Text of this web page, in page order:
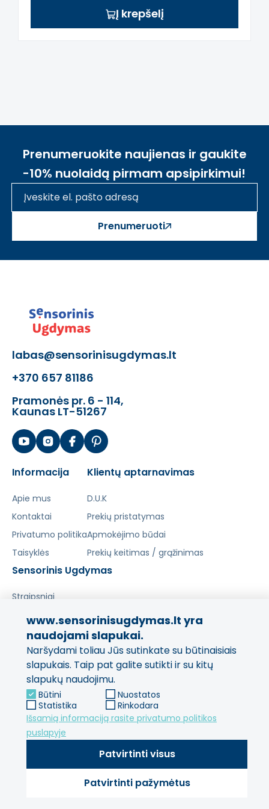
Į krepšelį
Prenumeruokite naujienas ir gaukite
-10% nuolaidą pirmam apsipirkimui!
Prenumeruoti
labas@sensorinisugdymas.lt
+370 657 81186
Pramonės pr. 6 - 114,
Kaunas LT-51267
Informacija
Apie mus
Kontaktai
Privatumo politika
Taisyklės
Klientų aptarnavimas
D.U.K
Prekių pristatymas
Apmokėjimo būdai
Prekių keitimas / grąžinimas
Sensorinis Ugdymas
Straipsniai
Pasidalinkite savo patirtimi!
Jūsų nuomonė svarbi mums
ir kitiems pirkėjams.
Palikti atsiliepimą
© 2013 - 2026 SensorinisUgdymas Visos teisės saugomos.
www.sensorinisugdymas.lt yra
naudojami slapukai.
Naršydami toliau Jūs sutinkate su būtinaisiais
slapukais. Taip pat galite sutikti ir su kitų
slapukų naudojimu.
Būtini
Nuostatos
Statistika
Rinkodara
Išsamią informaciją rasite privatumo politikos
puslapyje
Patvirtinti visus
Patvirtinti pažymėtus